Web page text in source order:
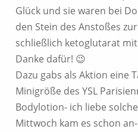
Glück und sie waren bei
den Stein des Anstoßes
schließlich ketoglutarat mit
Danke dafür! 😉
Dazu gabs als Aktion eine
Minigröße des YSL
Bodylotion- ich liebe
Mittwoch kam es schon